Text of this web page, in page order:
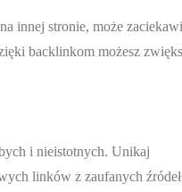
innej stronie, może
backlinkom możesz
i nieistotnych. Unikaj
linków z zaufanych